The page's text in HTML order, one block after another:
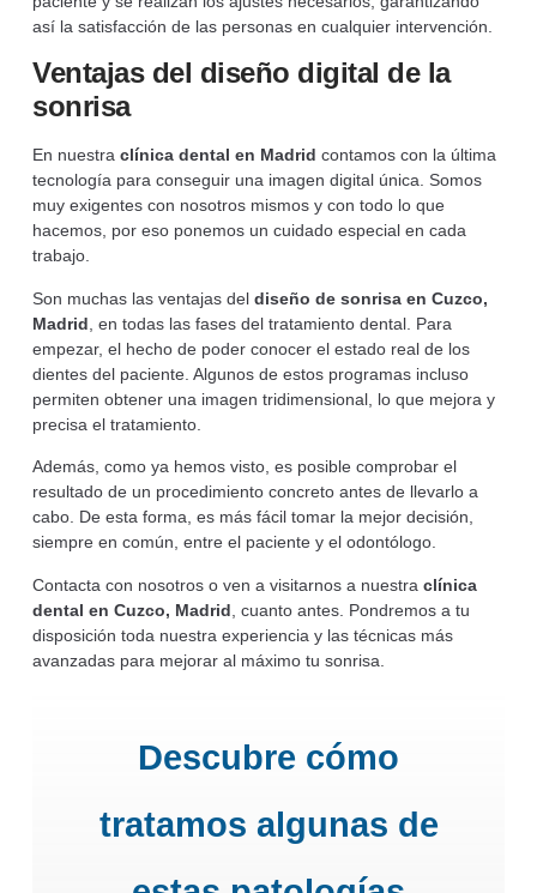
así la satisfacción de las personas en cualquier intervención.
Ventajas del diseño digital de la
sonrisa
En nuestraclínica dental en Madrid contamos con la última
tecnología para conseguir una imagen digital única. Somos
muy exigentes con nosotros mismos y con todo lo que
hacemos, por eso ponemos un cuidado especial en cada
trabajo.
Son muchas las ventajas deldiseño de sonrisa en Cuzco,
Madrid , en todas las fases del tratamiento dental. Para
empezar, el hecho de poder conocer el estado real de los
dientes del paciente. Algunos de estos programas incluso
permiten obtener una imagen tridimensional, lo que mejora y
precisa el tratamiento.
Además, como ya hemos visto, es posible comprobar el
resultado de un procedimiento concreto antes de llevarlo a
cabo. De esta forma, es más fácil tomar la mejor decisión,
siempre en común, entre el paciente y el odontólogo.
Contacta con nosotros o ven a visitarnos a nuestraclínica
dental en Cuzco, Madrid , cuanto antes. Pondremos a tu
disposición toda nuestra experiencia y las técnicas más
avanzadas para mejorar al máximo tu sonrisa.
Descubre cómo
tratamos algunas de